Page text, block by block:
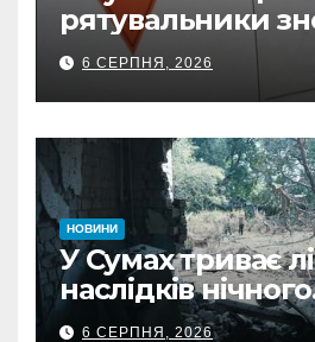
рятувальники
500-кілограмову
росіян
6 СЕРПНЯ, 2026
НОВИНИ
У Сумах триває
наслідків нічного
масованого
6 СЕРПНЯ, 2026